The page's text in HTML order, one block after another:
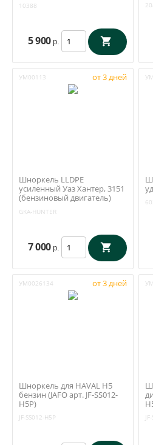
10388
5 900 р.
УМ00113 от 3 дней
Шноркель LLDPE
усиленный Уаз Хантер, 3151
(бензиновый двигатель)
HUNTER
GKA-HUNTER
7 000 р.
УМ0026134 от 3 дней
Шноркель для HAVAL H5
бензин (JAFO арт. JF-SS012-
H5P)
JF-SS012-H5P